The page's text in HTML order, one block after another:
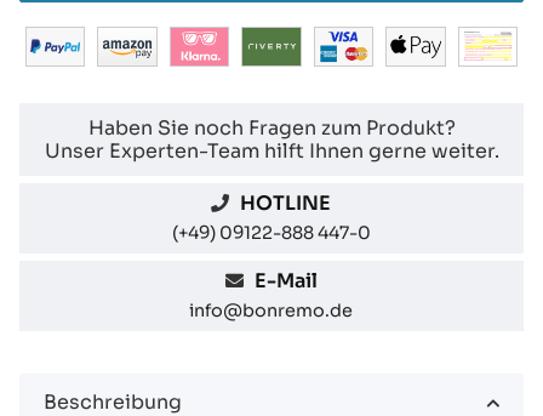
Haben Sie noch Fragen zum Produkt?
Unser Experten-Team hilft Ihnen gerne weiter.
HOTLINE
(+49) 09122-888 447-0
E-Mail
info@bonremo.de
Beschreibung